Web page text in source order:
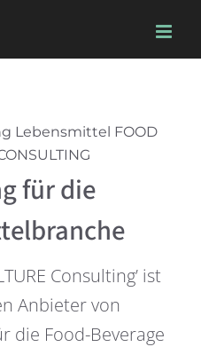
Lebensmittel FOOD
für die
Consulting’ ist
Anbieter von
die Food-Beverage